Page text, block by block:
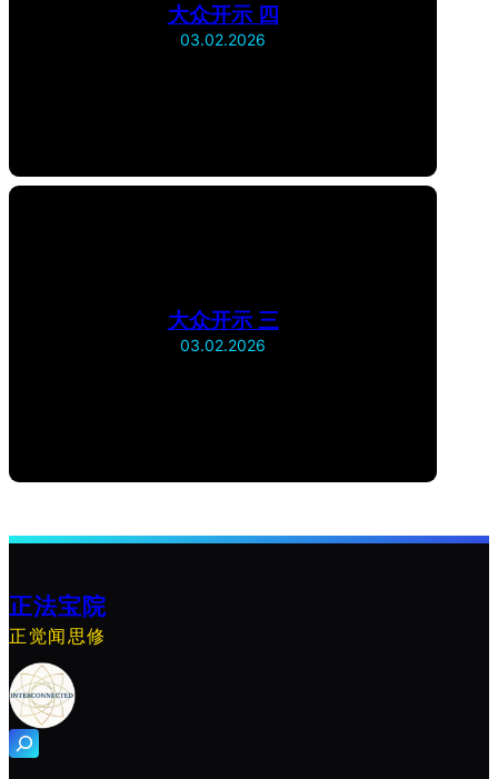
大众开示 四
03.02.2026
大众开示 三
03.02.2026
正法宝院
正觉闻思修
搜
索